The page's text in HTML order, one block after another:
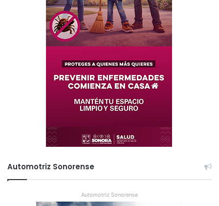
Automotriz Sonorense
Automotriz Sonorense